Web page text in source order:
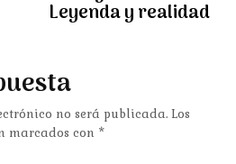
Leyenda y realidad
no será publicada. Los
marcados con *